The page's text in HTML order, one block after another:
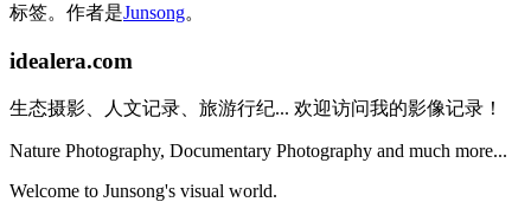
标签。 作者是Junsong。
idealera.com
生态摄影、人文记录、旅游行纪... 欢迎访问我的影像记录！
Nature Photography, Documentary Photography and much more...
Welcome to Junsong's visual world.